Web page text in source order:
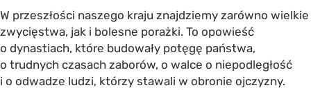
W przeszłości naszego kraju znajdziemy zarówno wielkie
zwycięstwa, jak i bolesne porażki. To opowieść
o dynastiach, które budowały potęgę państwa,
o trudnych czasach zaborów, o walce o niepodległość
i o odwadze ludzi, którzy stawali w obronie ojczyzny.